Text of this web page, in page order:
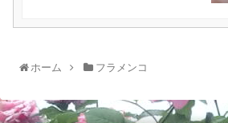
ホーム フラメンコ